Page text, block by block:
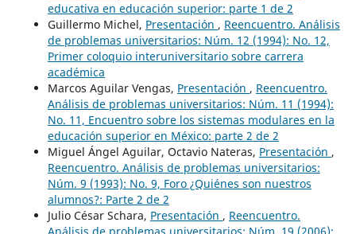
educativa en educación superior: parte 1 de 2
Guillermo Michel, Presentación , Reencuentro. Análisis
de problemas universitarios: Núm. 12 (1994): No. 12,
Primer coloquio interuniversitario sobre carrera
académica
Marcos Aguilar Vengas, Presentación , Reencuentro.
Análisis de problemas universitarios: Núm. 11 (1994):
No. 11, Encuentro sobre los sistemas modulares en la
educación superior en México: parte 2 de 2
Miguel Ángel Aguilar, Octavio Nateras, Presentación ,
Reencuentro. Análisis de problemas universitarios:
Núm. 9 (1993): No. 9, Foro ¿Quiénes son nuestros
alumnos?: Parte 2 de 2
Julio César Schara, Presentación , Reencuentro.